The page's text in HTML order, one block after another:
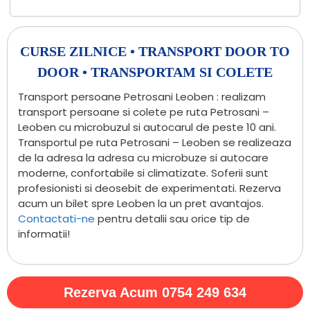
CURSE ZILNICE • TRANSPORT DOOR TO
DOOR • TRANSPORTAM SI COLETE
Transport persoane Petrosani Leoben : realizam
transport persoane si colete pe ruta Petrosani –
Leoben cu microbuzul si autocarul de peste 10 ani.
Transportul pe ruta Petrosani – Leoben se realizeaza
de la adresa la adresa cu microbuze si autocare
moderne, confortabile si climatizate. Soferii sunt
profesionisti si deosebit de experimentati. Rezerva
acum un bilet spre Leoben la un pret avantajos.
Contactati-ne pentru detalii sau orice tip de
informatii!
Rezerva Acum 0754 249 634